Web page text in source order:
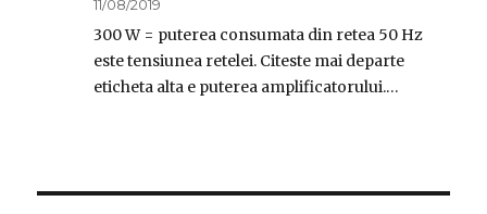
11/08/2019
300 W = puterea consumata din retea 50 Hz
este tensiunea retelei. Citeste mai departe
eticheta alta e puterea amplificatorului.…